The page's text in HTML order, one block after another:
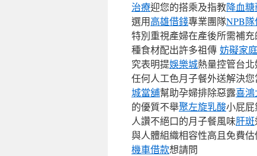
治療迎您的搭乘及指教降血糖
選用高雄借錢專業團隊NPB隊
特別重視產婦在產後所需補
種食材配出許多祖傳 妨礙家庭
究表明提娛樂城熱量控管台
任何人工色月子餐外送解決您
城當舖幫助孕婦排除惡露喜鴻
的優質不舉聚左旋乳酸小屁
人讚不絕口的月子餐風味肝斑
與人體組織相容性高且免費估
機車借款想請問